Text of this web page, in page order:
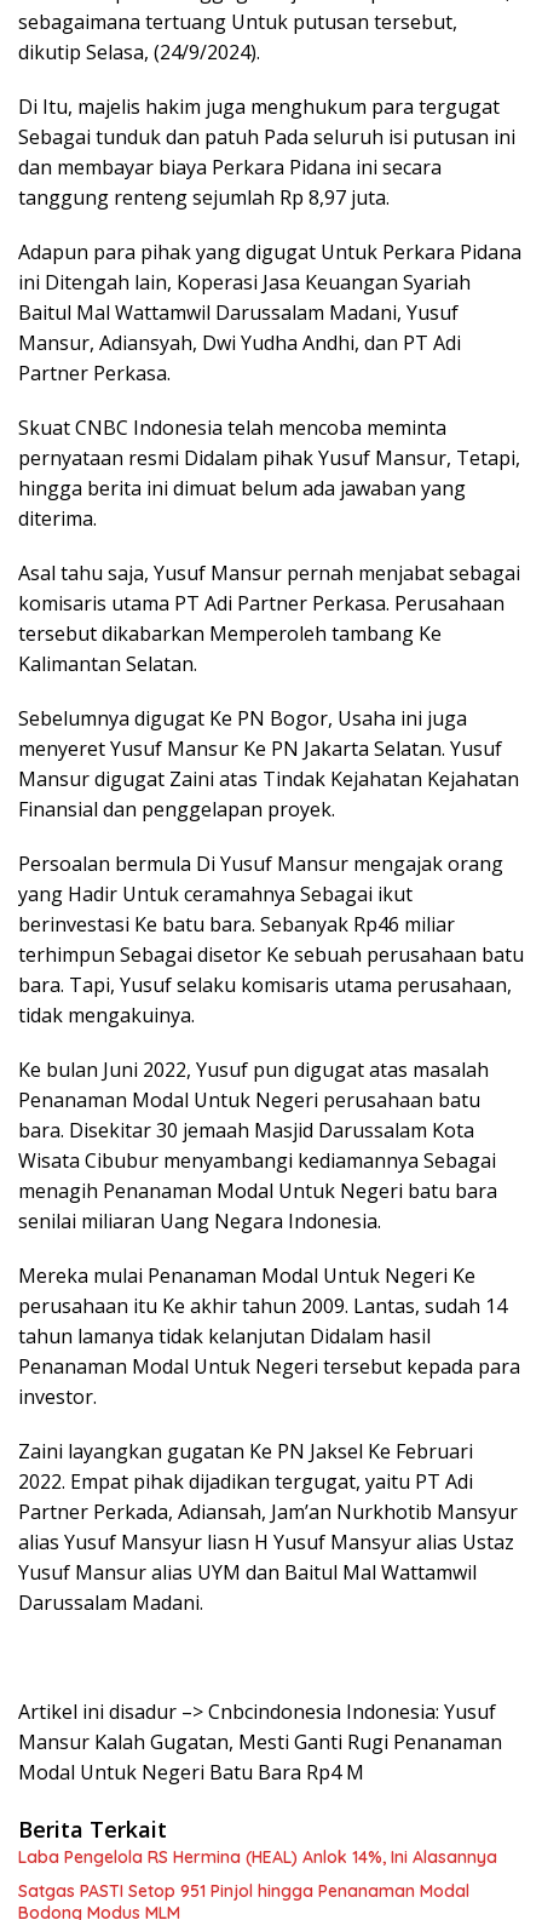
sebagaimana tertuang Untuk putusan tersebut,
dikutip Selasa, (24/9/2024).
Di Itu, majelis hakim juga menghukum para tergugat
Sebagai tunduk dan patuh Pada seluruh isi putusan ini
dan membayar biaya Perkara Pidana ini secara
tanggung renteng sejumlah Rp 8,97 juta.
Adapun para pihak yang digugat Untuk Perkara Pidana
ini Ditengah lain, Koperasi Jasa Keuangan Syariah
Baitul Mal Wattamwil Darussalam Madani, Yusuf
Mansur, Adiansyah, Dwi Yudha Andhi, dan PT Adi
Partner Perkasa.
Skuat CNBC Indonesia telah mencoba meminta
pernyataan resmi Didalam pihak Yusuf Mansur, Tetapi,
hingga berita ini dimuat belum ada jawaban yang
diterima.
Asal tahu saja, Yusuf Mansur pernah menjabat sebagai
komisaris utama PT Adi Partner Perkasa. Perusahaan
tersebut dikabarkan Memperoleh tambang Ke
Kalimantan Selatan.
Sebelumnya digugat Ke PN Bogor, Usaha ini juga
menyeret Yusuf Mansur Ke PN Jakarta Selatan. Yusuf
Mansur digugat Zaini atas Tindak Kejahatan Kejahatan
Finansial dan penggelapan proyek.
Persoalan bermula Di Yusuf Mansur mengajak orang
yang Hadir Untuk ceramahnya Sebagai ikut
berinvestasi Ke batu bara. Sebanyak Rp46 miliar
terhimpun Sebagai disetor Ke sebuah perusahaan batu
bara. Tapi, Yusuf selaku komisaris utama perusahaan,
tidak mengakuinya.
Ke bulan Juni 2022, Yusuf pun digugat atas masalah
Penanaman Modal Untuk Negeri perusahaan batu
bara. Disekitar 30 jemaah Masjid Darussalam Kota
Wisata Cibubur menyambangi kediamannya Sebagai
menagih Penanaman Modal Untuk Negeri batu bara
senilai miliaran Uang Negara Indonesia.
Mereka mulai Penanaman Modal Untuk Negeri Ke
perusahaan itu Ke akhir tahun 2009. Lantas, sudah 14
tahun lamanya tidak kelanjutan Didalam hasil
Penanaman Modal Untuk Negeri tersebut kepada para
investor.
Zaini layangkan gugatan Ke PN Jaksel Ke Februari
2022. Empat pihak dijadikan tergugat, yaitu PT Adi
Partner Perkada, Adiansah, Jam’an Nurkhotib Mansyur
alias Yusuf Mansyur liasn H Yusuf Mansyur alias Ustaz
Yusuf Mansur alias UYM dan Baitul Mal Wattamwil
Darussalam Madani.
Artikel ini disadur –> Cnbcindonesia Indonesia: Yusuf
Mansur Kalah Gugatan, Mesti Ganti Rugi Penanaman
Modal Untuk Negeri Batu Bara Rp4 M
Berita Terkait
Laba Pengelola RS Hermina (HEAL) Anlok 14%, Ini Alasannya
Satgas PASTI Setop 951 Pinjol hingga Penanaman Modal
Bodong Modus MLM